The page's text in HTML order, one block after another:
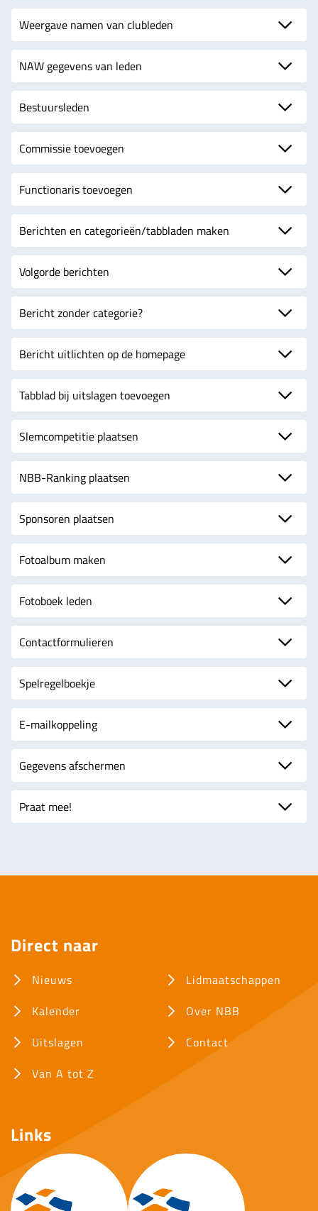
Weergave namen van clubleden
NAW gegevens van leden
Bestuursleden
Commissie toevoegen
Functionaris toevoegen
Berichten en categorieën/tabbladen maken
Volgorde berichten
Bericht zonder categorie?
Bericht uitlichten op de homepage
Tabblad bij uitslagen toevoegen
Slemcompetitie plaatsen
NBB-Ranking plaatsen
Sponsoren plaatsen
Fotoalbum maken
Fotoboek leden
Contactformulieren
Spelregelboekje
E-mailkoppeling
Gegevens afschermen
Praat mee!
Direct naar
Nieuws
Kalender
Uitslagen
Van A tot Z
Lidmaatschappen
Over NBB
Contact
Links